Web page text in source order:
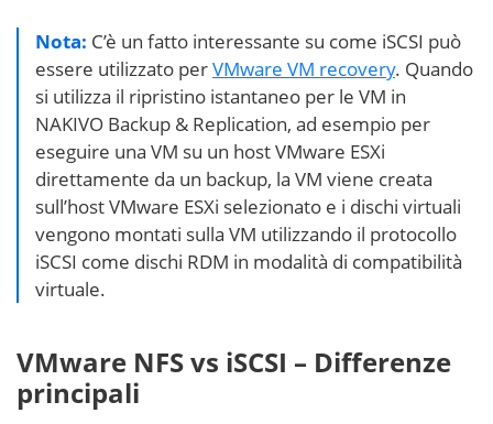
Nota: C’è un fatto interessante su come iSCSI può
essere utilizzato perVMware VM recovery. Quando
si utilizza il ripristino istantaneo per le VM in
NAKIVO Backup & Replication, ad esempio per
eseguire una VM su un host VMware ESXi
direttamente da un backup, la VM viene creata
sull’host VMware ESXi selezionato e i dischi virtuali
vengono montati sulla VM utilizzando il protocollo
iSCSI come dischi RDM in modalità di compatibilità
virtuale.
VMware NFS vs iSCSI – Differenze
principali